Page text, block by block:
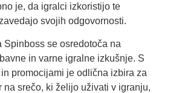
je, da igralci izkoristijo te
svojih odgovornosti.
Spinboss se osredotoča na
in varne igralne izkušnje. S
promocijami je odlična izbira za
na srečo, ki želijo uživati v igranju,